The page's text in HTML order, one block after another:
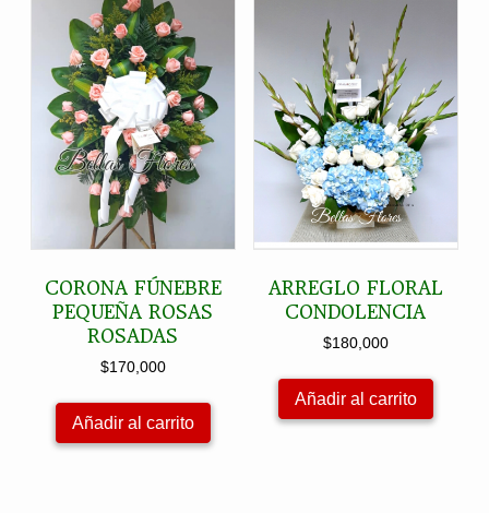
CORONA FÚNEBRE
PEQUEÑA ROSAS
ROSADAS
$170,000
Añadir al carrito
ARREGLO FLORAL
CONDOLENCIA
$180,000
Añadir al carrito